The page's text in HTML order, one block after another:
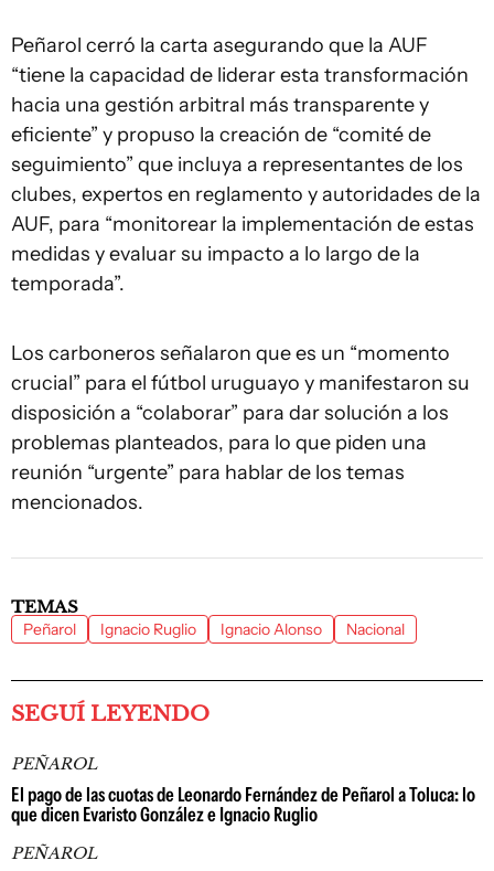
Peñarol cerró la carta asegurando que la AUF
“tiene la capacidad de liderar esta transformación
hacia una gestión arbitral más transparente y
eficiente” y propuso la creación de “comité de
seguimiento” que incluya a representantes de los
clubes, expertos en reglamento y autoridades de la
AUF, para “monitorear la implementación de estas
medidas y evaluar su impacto a lo largo de la
temporada”.
Los carboneros señalaron que es un “momento
crucial” para el fútbol uruguayo y manifestaron su
disposición a “colaborar” para dar solución a los
problemas planteados, para lo que piden una
reunión “urgente” para hablar de los temas
mencionados.
TEMAS
Peñarol Ignacio Ruglio Ignacio Alonso Nacional
SEGUÍ LEYENDO
PEÑAROL
El pago de las cuotas de Leonardo Fernández de Peñarol a Toluca: lo
que dicen Evaristo González e Ignacio Ruglio
PEÑAROL